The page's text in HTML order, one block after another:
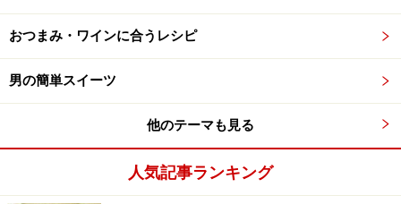
おつまみ・ワインに合うレシピ
男の簡単スイーツ
他のテーマも見る
人気記事ランキング